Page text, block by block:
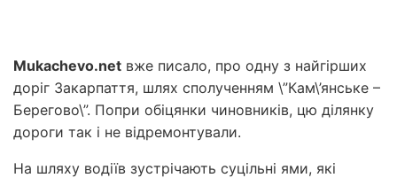
Мukachevo.net вже писало, про одну з найгірших
доріг Закарпаття, шлях сполученням \”Кам\’янське –
Берегово\”. Попри обіцянки чиновників, цю ділянку
дороги так і не відремонтували.
На шляху водіїв зустрічають суцільні ями, які